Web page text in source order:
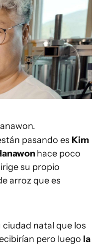
pasando es Kim
hace poco
su propio
arroz que es
natal que los
pero luego la